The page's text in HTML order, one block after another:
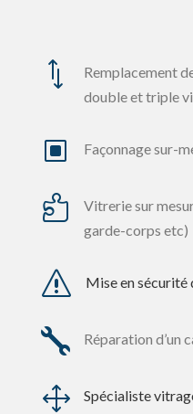
*
Remplacement
double et triple
W Façonnage sur-

Vitrerie sur
garde-corps etc)
s Mise en sécurité
 Réparation d’un
1 Spécialiste